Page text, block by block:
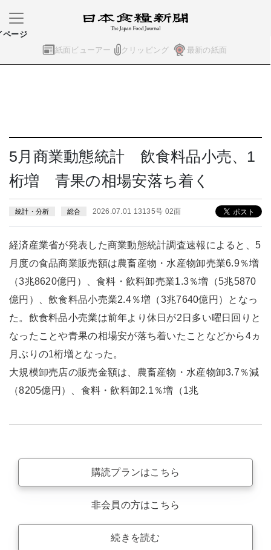
紙面ビューアー クリッピング 最新の紙面
ページ
5月商業動態統計 飲食料品小売、1
桁増 青果の相場安落ち着く
統計・分析 総合 2026.07.01 13135号 02面
経済産業省が発表した商業動態統計調査速報によると、5
月度の食品商業販売額は農畜産物・水産物卸売業6.9％増
（3兆8620億円）、食料・飲料卸売業1.3％増（5兆5870
億円）、飲食料品小売業2.4％増（3兆7640億円）となっ
た。飲食料品小売業は前年より休日が2日多い曜日回りと
なったことや青果の相場安が落ち着いたことなどから4ヵ
月ぶりの1桁増となった。
大規模卸売店の販売金額は、農畜産物・水産物卸3.7％減
（8205億円）、食料・飲料卸2.1％増（1兆
購読プランはこちら
非会員の方はこちら
続きを読む